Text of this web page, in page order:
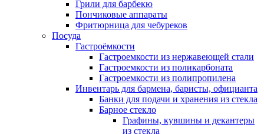
Грили для барбекю
Пончиковые аппараты
Фритюрница для чебуреков
Посуда
Гастроёмкости
Гастроемкости из нержавеющей стали
Гастроемкости из поликарбоната
Гастроемкости из полипропилена
Инвентарь для бармена, баристы, официанта
Банки для подачи и хранения из стекла
Барное стекло
Графины, кувшины и декантеры
из стекла